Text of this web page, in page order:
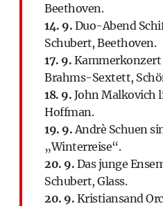
Beethoven.
14. 9. Duo-Abend
Schubert, Beethoven.
17. 9.
Brahms-Sextett,
18. 9. John Malkovich
Hoffman.
19. 9. Andrè Schuen
„Winterreise“.
20. 9. Das junge
Schubert, Glass.
20. 9. Kristiansand